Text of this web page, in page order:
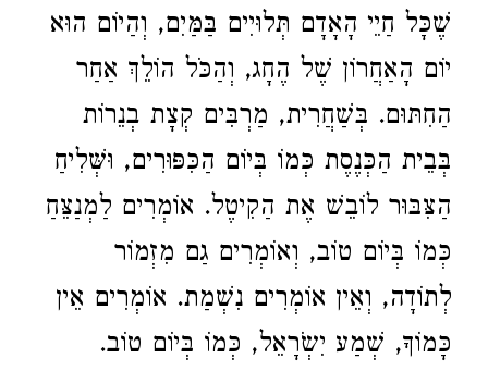
שֶׁכָּל חַיֵי הָאָדָם תְּלוּיִים בַּמַּיִם, וְהַיוֹם הוּא
יוֹם הָאַחֲרוֹן שֶׁל הֶחָג, וְהַכֹּל הוֹלֵךְ אַחַר
הַחִתּוּם. בְּשַׁחֲרִית, מַרְבִּים קְצָת בְנֵרוֹת
בְּבֵית הַכְּנֶסֶת כְּמוֹ בְּיוֹם הַכִּפּוּרִים, וּשְּׁלִיחַ
הַצִּבּוּר לוֹבֵשׁ אֶת הַקִיטֶל. אוֹמְרִים לַמְנַצֵּחַ
כְּמוֹ בְּיוֹם טוֹב, וְאוֹמְרִים גַם מִזְמוֹר
לְתוֹדָה, וְאֵין אוֹמְרִים נִשְׁמַת. אוֹמְרִים אֵין
כָּמוֹךָ, שְׁמַע יִשְֹרָאֵל, כְּמוֹ בְּיוֹם טוֹב.